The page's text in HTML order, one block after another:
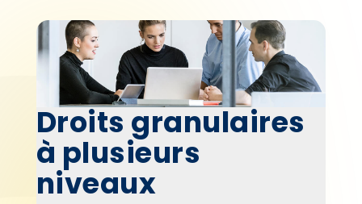
Droits granulaires
à plusieurs
niveaux